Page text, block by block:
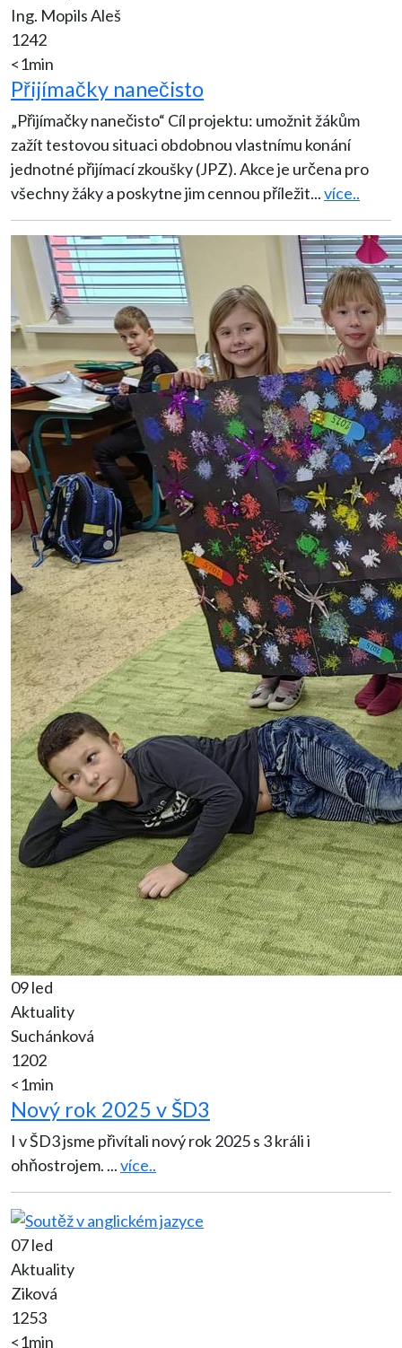
Ing. Mopils Aleš
1242
<1min
Přijímačky nanečisto
„Přijímačky nanečisto“ Cíl projektu: umožnit žákům
zažít testovou situaci obdobnou vlastnímu konání
jednotné přijímací zkoušky (JPZ). Akce je určena pro
všechny žáky a poskytne jim cennou příležit...více..
09 led
Aktuality
Suchánková
1202
<1min
Nový rok 2025 v ŠD3
I v ŠD3 jsme přivítali nový rok 2025 s 3 králi i
ohňostrojem. ...více..
07 led
Aktuality
Ziková
1253
<1min